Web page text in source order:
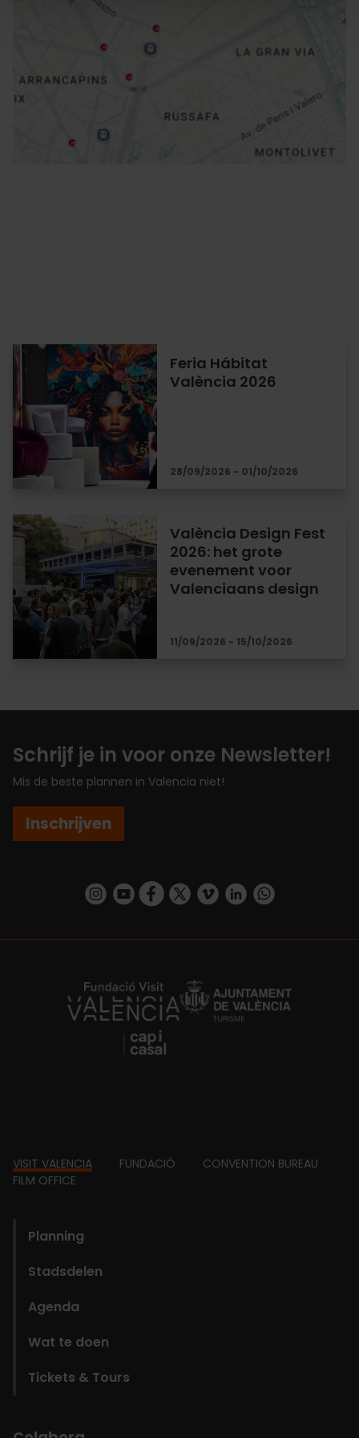
Routebeschrijving
Feria Hábitat
València 2026
28/09/2026 - 01/10/2026
València Design Fest
2026: het grote
evenement voor
Valenciaans design
11/09/2026 - 15/10/2026
Schrijf je in voor onze Newsletter!
Mis de beste plannen in Valencia niet!
Inschrijven
https://www.instagram.com/visit_valencia/
https://www.youtube.com/user/
https://www.facebook.com/
https://twitter.com/
https://vimeo.com/
https://www.linkedin.com/company/turismo-valencia/https://api.whatsapp.com/send/
https://fundacion.visitvalencia.com/
Footer
VISIT VALENCIA FUNDACIÓ
CONVENTION BUREAU
FILM OFFICE
Planning
Stadsdelen
Agenda
Wat te doen
Tickets & Tours